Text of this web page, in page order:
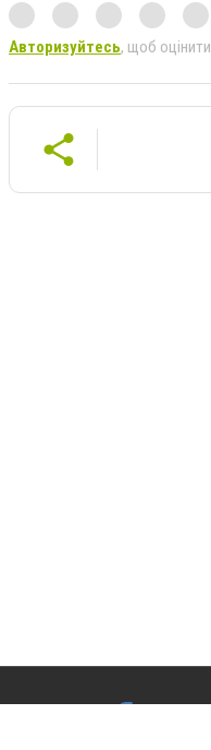
Авторизуйтесь, щоб оцінити